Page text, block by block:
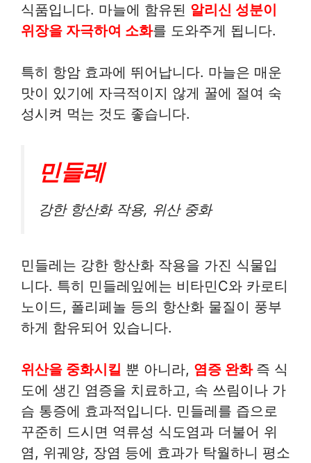
식품입니다. 마늘에 함유된 알리신 성분이
위장을 자극하여 소화를 도와주게 됩니다.
특히 항암 효과에 뛰어납니다. 마늘은 매운
맛이 있기에 자극적이지 않게 꿀에 절여 숙
성시켜 먹는 것도 좋습니다.
민들레
강한 항산화 작용, 위산 중화
민들레는 강한 항산화 작용을 가진 식물입
니다. 특히 민들레잎에는 비타민C와 카로티
노이드, 폴리페놀 등의 항산화 물질이 풍부
하게 함유되어 있습니다.
위산을 중화시킬 뿐 아니라, 염증 완화 즉 식
도에 생긴 염증을 치료하고, 속 쓰림이나 가
슴 통증에 효과적입니다. 민들레를 즙으로
꾸준히 드시면 역류성 식도염과 더불어 위
염, 위궤양, 장염 등에 효과가 탁월하니 평소